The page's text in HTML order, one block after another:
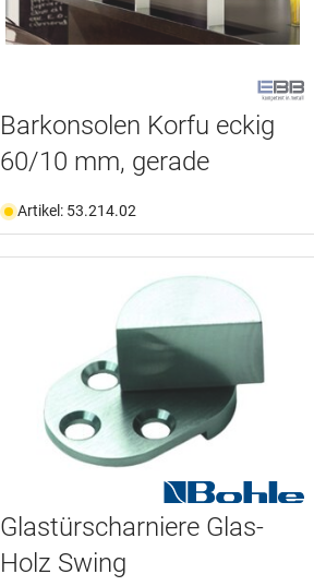
Barkonsolen Korfu eckig
60/10 mm, gerade
Artikel: 53.214.02
Glastürscharniere Glas-
Holz Swing